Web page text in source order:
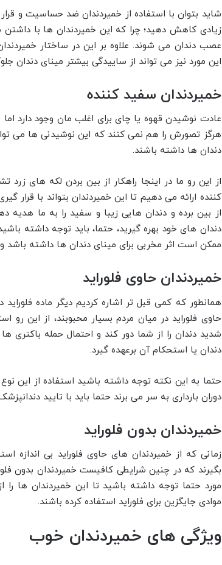
شاید بتوان با استفاده از خمیردندان ضد حساسیت و
زیادی کاهش دهید؛ چرا که این خمیردندان ها با
عصب دندان می شوند. علاوه بر این در ساختار
این مورد نیز می تواند از ساییدگی بیشتر مینای دندان
خمیردندان سفید کننده
عادت نوشیدن قهوه یا چای برای اغلب مان وجود دارد
هرگز تصورش را هم نمی کنند که این نوشیدنی ها می
دندان ها داشته باشند.
از این رو ما در اینجا راهکار از بین بردن لکه های زرد
کننده ارائه می دهیم تا این خمیردندان بتواند با
از بین برده و دندان هایی زیبا و سفید را به ما هدیه
دندان های خود بهره گیرید، حتما، باید توجه داشته
ممکن است اثر مخربی برای مینای دندان ها داشته
خمیردندان حاوی فلوراید
همانطور که کمی قبل تر اشاره کردیم دیگر ماده
حاوی فلوراید در میان مردم بسیار محبوبند، از این
شدید دندان را از شما دور کند و احتمال حمله
دندان یا استحکام آن برعهده گیرد.
حتما به این نکته توجه داشته باشید استفاده از این
دوران بارداری به سر می برند حتما باید با تایید
خمیردندان بدون فلوراید
زمانی که از خمیردندان های حاوی فلوراید بی
بگیرند که در چنین شرایطی کافیست خمیردندان بدون
مورد حتما توجه داشته باشید تا این خمیردندان ها را
موادی جایگزین برای فلوراید استفاده کرده باشند.
ویژگی های خمیردندان خوب